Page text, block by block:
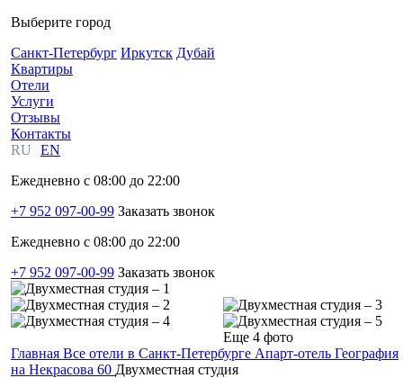
Выберите город
Санкт-Петербург Иркутск Дубай
Квартиры
Отели
Услуги
Отзывы
Контакты
RU
EN
Ежедневно с 08:00 до 22:00
+7 952 097-00-99 Заказать звонок
Ежедневно с 08:00 до 22:00
+7 952 097-00-99 Заказать звонок
Еще 4 фото
Главная Все отели в Санкт-Петербурге Апарт-отель География
на Некрасова 60 Двухместная студия